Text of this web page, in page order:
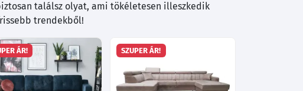
találsz olyat, ami tökéletesen illeszkedik
trendekből!
ÁR! SZUPER ÁR!